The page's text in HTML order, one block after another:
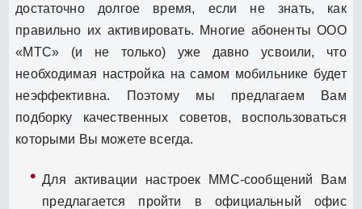
достаточно долгое время, если не знать, как
правильно их активировать. Многие абоненты ООО
«МТС» (и не только) уже давно усвоили, что
необходимая настройка на самом мобильнике будет
неэффективна. Поэтому мы предлагаем Вам
подборку качественных советов, воспользоваться
которыми Вы можете всегда.
Для активации настроек ММС-сообщений Вам
предлагается пройти в официальный офис